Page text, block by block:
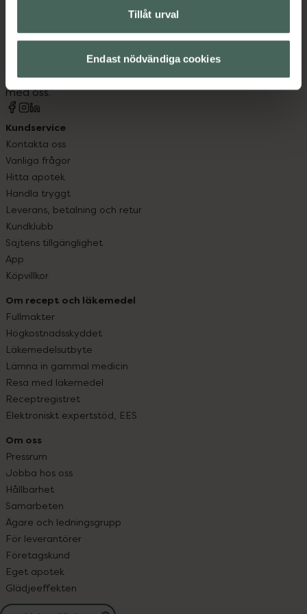
Tillåt urval
Endast nödvändiga cookies
Kronans Apotek finns här för dig. Du hittar oss från Skåne i
syd till Lappland i norr, och online i mobilen och på
datorn. Oavsett vem du är så är det vårt uppdrag att
hjälpa just dig att må lite bättre. Välkommen att prata
med oss.
Kundservice
Kontakta oss
Vanliga frågor
Hitta apotek
Handla tryggt
Leverans, betalning och retur
Kundklubb
Sajtens tillgänglighet
App
Köpvillkor
Om recept och läkemedel
Fullmakter
Högkostnadsskyddet
Läkemedelsutbyte
Lämna in gammal medicin
Resa med läkemedel
Receptregistret
Elektroniskt expertstöd, EES
Om oss
Pressrum
Jobba hos oss
Hållbarhet
Samarbeten
Ägare och ledningsgrupp
För leverantörer
Företagskund
Eget apotek
Glädjeeffekten